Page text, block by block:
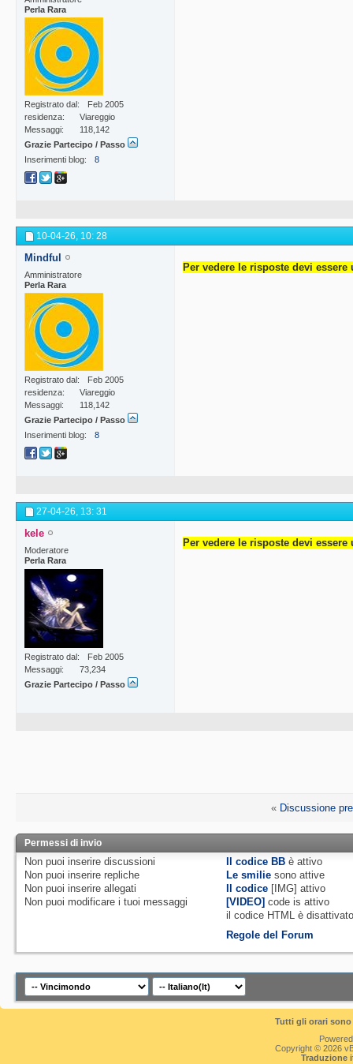
Perla Rara
Registrato dal
Feb 2005
residenza
Viareggio
Messaggi
118,142
Grazie Partecipo / Passo
Inserimenti blog
8
10-04-26, 10: 28
Mindful
Amministratore
Perla Rara
Registrato dal
Feb 2005
residenza
Viareggio
Messaggi
118,142
Grazie Partecipo / Passo
Inserimenti blog
8
Per vedere le risposte devi
27-04-26, 13: 31
kele
Moderatore
Perla Rara
Registrato dal
Feb 2005
Messaggi
73,234
Grazie Partecipo / Passo
Per vedere le risposte devi
« Discussione
Permessi di invio
Non puoi inserire discussioni
Non puoi inserire repliche
Non puoi inserire allegati
Non puoi modificare i tuoi messaggi
Il codice BB èattivo
Le smilie sono attive
Il codice [IMG]attivo
[VIDEO] code isattivo
il codice HTML è
Regole del Forum
Tutti gli orari
Copyright © 2026
Traduzione